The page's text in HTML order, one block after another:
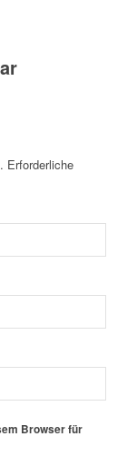
Erforderliche
Browser für